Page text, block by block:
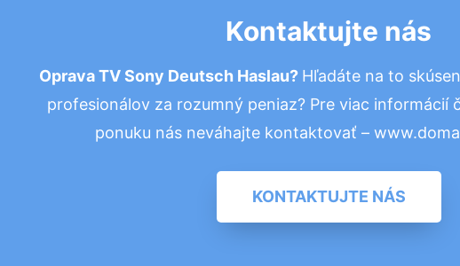
Kontaktujte nás
Oprava TV Sony Deutsch Haslau? Hľadáte na to
profesionálov za rozumný peniaz? Pre viac informácií
ponuku nás neváhajte kontaktovať –
KONTAKTUJTE NÁS